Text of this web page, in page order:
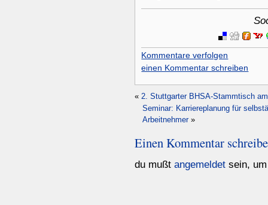
Kommentare verfolgen
einen Kommentar schreiben
« 2. Stuttgarter BHSA-Stammtisch
Seminar: Karriereplanung für
Arbeitnehmer»
Einen Kommentar
du mußtangemeldet sein,